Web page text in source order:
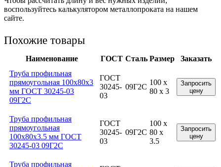
воспользуйтесь калькулятором металлопроката на нашем
сайте.
Похожие товары
Наименование ГОСТ Сталь Размер
Заказать
Труба профильная
прямоугольная 100x80x3
мм ГОСТ 30245-03
09Г2С
ГОСТ
30245-
03
09Г2С
100 x
80 x 3
Запросить
цену
Труба профильная
прямоугольная
100x80x3.5 мм ГОСТ
30245-03 09Г2С
ГОСТ
30245-
03
09Г2С
100 x
80 x
3.5
Запросить
цену
Труба профильная